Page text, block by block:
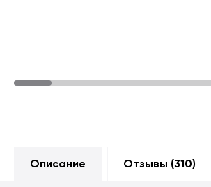
Описание Отзывы (310)